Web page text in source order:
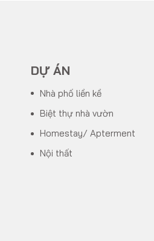
DỰ ÁN
Nhà phố liền kề
Biệt thự nhà vườn
Homestay/ Apterment
Nội thất